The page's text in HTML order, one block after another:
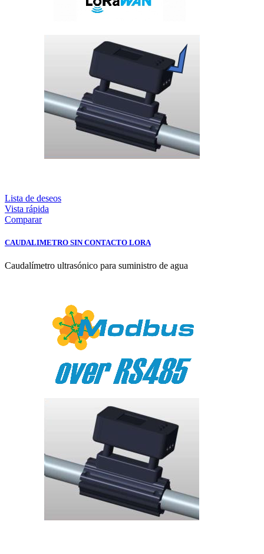
Lista de deseos
Vista rápida
Comparar
CAUDALIMETRO SIN CONTACTO LORA
Caudalímetro ultrasónico para suministro de agua